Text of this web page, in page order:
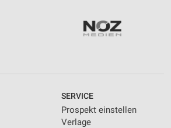
SERVICE
Prospekt einstellen
Verlage